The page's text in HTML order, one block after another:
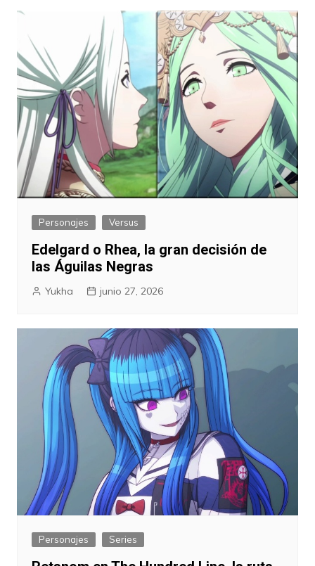
Personajes Versus
Edelgard o Rhea, la gran decisión de
las Águilas Negras
Yukha junio 27, 2026
Personajes Series